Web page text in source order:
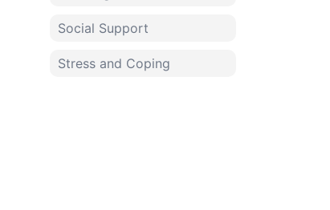
Social Support
Stress and Coping